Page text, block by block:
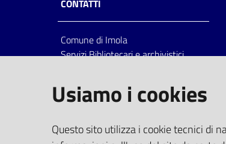
CONTATTI
Comune di Imola
Servizi Bibliotecari e archivistici
Italia
centralino: tel 0542.6026.36 fax
bim@comune.imola.bo.it
PEC
Usiamo i cookies
Questo sito utilizza i cookie tecnici di